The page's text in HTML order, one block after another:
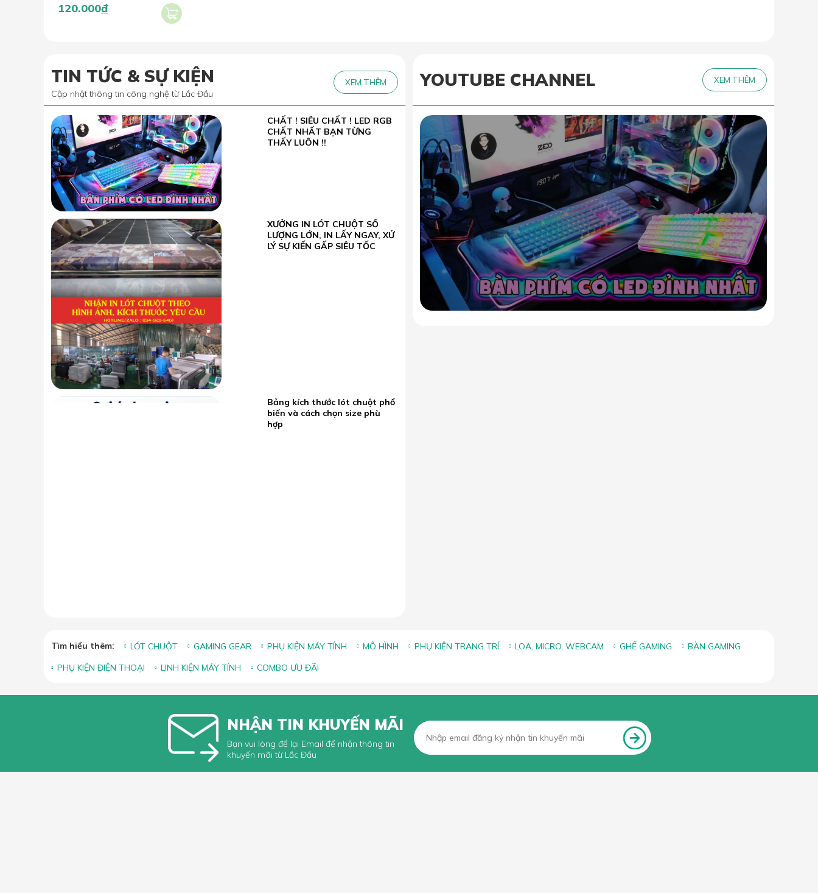
120.000đ
TIN TỨC & SỰ KIỆN
Cập nhật thông tin công nghệ từ Lắc Đầu
XEM THÊM
CHẤT ! SIÊU CHẤT ! LED RGB
CHẤT NHẤT BẠN TỪNG
THẤY LUÔN !!
XƯỞNG IN LÓT CHUỘT SỐ
LƯỢNG LỚN, IN LẤY NGAY, XỬ
LÝ SỰ KIẾN GẤP SIÊU TỐC
Bảng kích thước lót chuột phổ
biến và cách chọn size phù
hợp
YOUTUBE CHANNEL XEM THÊM
Tìm hiểu thêm: LÓT CHUỘT GAMING GEAR PHỤ KIỆN MÁY TÍNH MÔ HÌNH PHỤ KIỆN TRANG TRÍ LOA, MICRO, WEBCAM GHẾ GAMING
BÀN GAMING
PHỤ KIỆN ĐIỆN THOẠI
LINH KIỆN MÁY TÍNH COMBO ƯU ĐÃI
NHẬN TIN KHUYẾN MÃI
Bạn vui lòng để lại Email để nhận thông tin
khuyến mãi từ Lắc Đầu